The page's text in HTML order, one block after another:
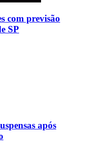
com previsão
SP
após